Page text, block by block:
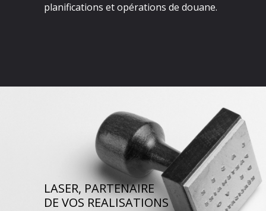
planifications et opérations de douane.
LASER, PARTENAIRE
DE VOS REALISATIONS